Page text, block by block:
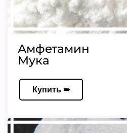
Амфетамин
Мука
Купить ➠